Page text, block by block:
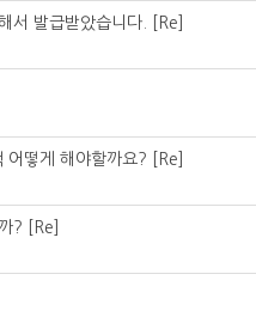
서 발급받았습니다. [Re]
떻게 해야할까요? [Re]
? [Re]